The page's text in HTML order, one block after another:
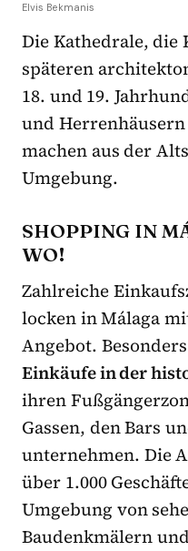
Elvis Bekmanis
Die Kathedrale, die
späteren
18. und 19.
und
machen aus der
Umgebung.
SHOPPING IN
WO!
Zahlreiche
locken in Málaga
Angebot.
Einkäufe in der
ihren
Gassen, den Bars
unternehmen. Die
über 1.000
Umgebung von
Baudenkmälern